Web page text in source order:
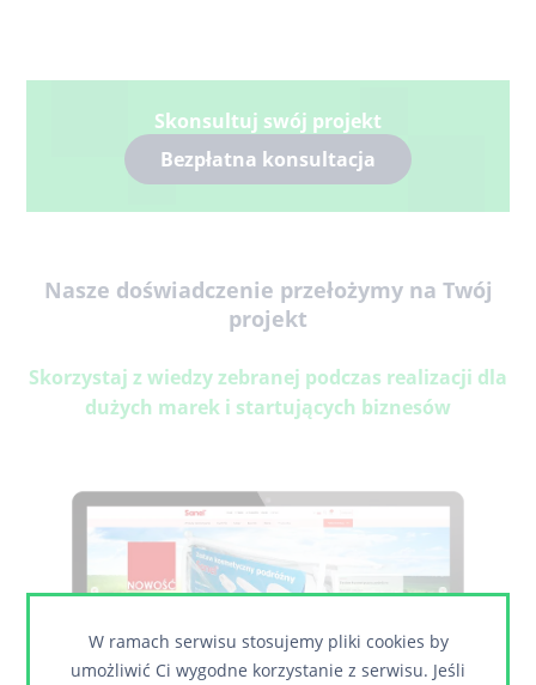
Skonsultuj swój projekt
Bezpłatna konsultacja
Nasze doświadczenie przełożymy na Twój
projekt
Skorzystaj z wiedzy zebranej podczas realizacji dla
dużych marek i startujących biznesów
W ramach serwisu stosujemy pliki cookies by
umożliwić Ci wygodne korzystanie z serwisu. Jeśli